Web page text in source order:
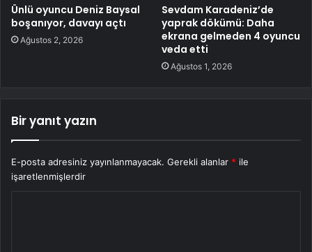
Ünlü oyuncu Deniz Baysal
boşanıyor, davayı açtı
Ağustos 2, 2026
Sevdam Karadeniz’de
yaprak dökümü: Daha
ekrana gelmeden 4 oyuncu
veda etti
Ağustos 1, 2026
Bir yanıt yazın
E-posta adresiniz yayınlanmayacak. Gerekli alanlar * ile
işaretlenmişlerdir